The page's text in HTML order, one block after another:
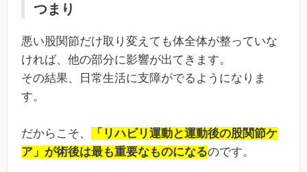
つまり
悪い股関節だけ取り変えても体全体が整っていな
ければ、他の部分に影響が出てきます。
その結果、日常生活に支障がでるようになりま
す。
だからこそ、
「リハビリ運動と運動後の股関節ケ
ア」が術後は最も重要なものになるのです。